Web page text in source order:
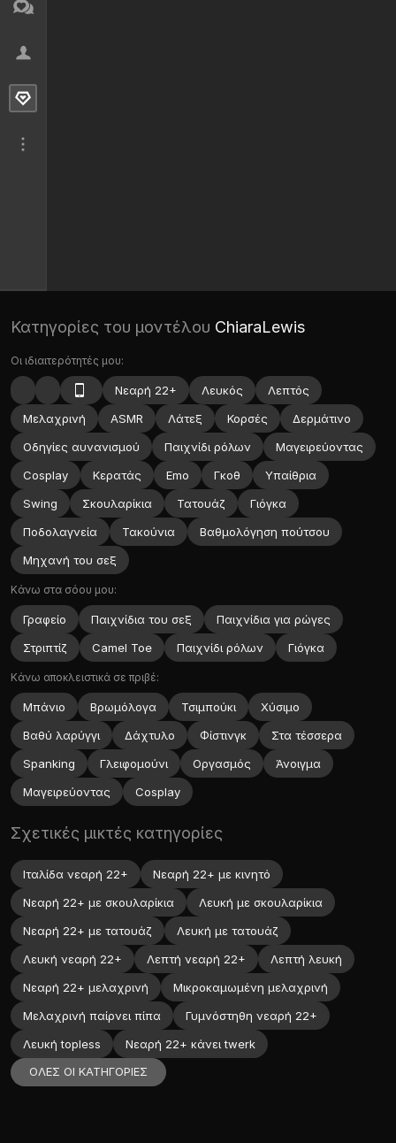
Κατηγορίες του μοντέλου ChiaraLewis
Οι ιδιαιτερότητές μου:
Νεαρή 22+ Λευκός
Λεπτός
Μελαχρινή
ASMR Λάτεξ Κορσές
Δερμάτινο
Οδηγίες αυνανισμού
Παιχνίδι ρόλων
Μαγειρεύοντας
Cosplay
Κερατάς Emo Γκοθ
Υπαίθρια
Swing
Σκουλαρίκια Τατουάζ
Γιόγκα
Ποδολαγνεία
Τακούνια
Βαθμολόγηση πούτσου
Μηχανή του σεξ
Κάνω στα σόου μου:
Γραφείο Παιχνίδια του σεξ
Παιχνίδια για ρώγες
Στριπτίζ
Camel Toe Παιχνίδι ρόλων Γιόγκα
Κάνω αποκλειστικά σε πριβέ:
Μπάνιο Βρωμόλογα Τσιμπούκι
Χύσιμο
Βαθύ λαρύγγι
Δάχτυλο Φίστινγκ
Στα τέσσερα
Spanking
Γλειφομούνι Οργασμός
Άνοιγμα
Μαγειρεύοντας
Cosplay
Σχετικές μικτές κατηγορίες
Ιταλίδα νεαρή 22+
Νεαρή 22+ με κινητό
Νεαρή 22+ με σκουλαρίκια
Λευκή με σκουλαρίκια
Νεαρή 22+ με τατουάζ
Λευκή με τατουάζ
Λευκή νεαρή 22+
Λεπτή νεαρή 22+
Λεπτή λευκή
Νεαρή 22+ μελαχρινή
Μικροκαμωμένη μελαχρινή
Μελαχρινή παίρνει πίπα
Γυμνόστηθη νεαρή 22+
Λευκή topless
Νεαρή 22+ κάνει twerk
ΟΛΕΣ ΟΙ ΚΑΤΗΓΟΡΙΕΣ